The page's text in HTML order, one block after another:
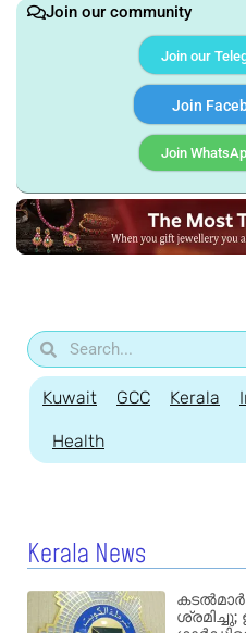
Join our community
Join our
Join
Join
Kuwait GCC Kerala
Health
Kerala News